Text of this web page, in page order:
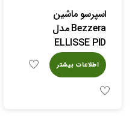
اسپرسو ماشین
Bezzera مدل
ELLISSE PID
اطلاعات بیشتر